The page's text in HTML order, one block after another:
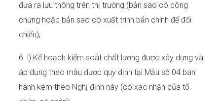
đưa ra lưu thông trên thị trường (bản sao có công
chứng hoặc bản sao có xuất trình bản chính để đối
chiếu);
6. l) Kế hoạch kiểm soát chất lượng được xây dựng và
áp dụng theo mẫu được quy định tại Mẫu số 04 ban
hành kèm theo Nghị định này (có xác nhận của tổ